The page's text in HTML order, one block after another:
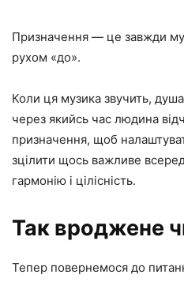
Призначення — це завжди
рухом «до».
Коли ця музика звучить,
через якийсь час людина
призначення, щоб
зцілити щось важливе
гармонію і цілісність.
Так вроджене
Тепер повернемося до